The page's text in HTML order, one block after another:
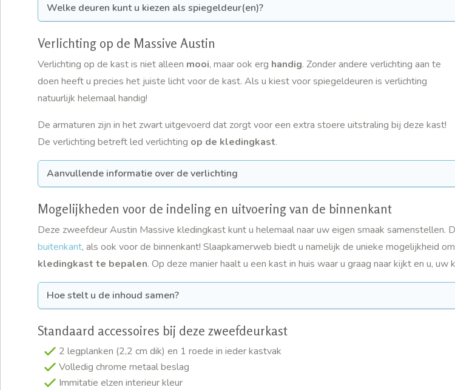
Welke deuren kunt u kiezen als spiegeldeur(en)?
Verlichting op de Massive Austin
Verlichting op de kast is niet alleen mooi, maar ook erg handig. Zonder andere verlichting aan te
doen heeft u precies het juiste licht voor de kast. Als u kiest voor spiegeldeuren is verlichting
natuurlijk helemaal handig!
De armaturen zijn in het zwart uitgevoerd dat zorgt voor een extra stoere uitstraling bij deze kast!
De verlichting betreft led verlichting op de kledingkast.
Aanvullende informatie over de verlichting
Mogelijkheden voor de indeling en uitvoering van de binnenkant
Deze zweefdeur Austin Massive kledingkast kunt u helemaal naar uw eigen smaak samenstellen.
buitenkant, als ook voor de binnenkant! Slaapkamerweb biedt u namelijk de unieke mogelijkheid om
kledingkast te bepalen. Op deze manier haalt u een kast in huis waar u graag naar kijkt en u, uw
Hoe stelt u de inhoud samen?
Standaard accessoires bij deze zweefdeurkast
2 legplanken (2,2 cm dik) en 1 roede in ieder kastvak
Volledig chrome metaal beslag
Immitatie elzen interieur kleur